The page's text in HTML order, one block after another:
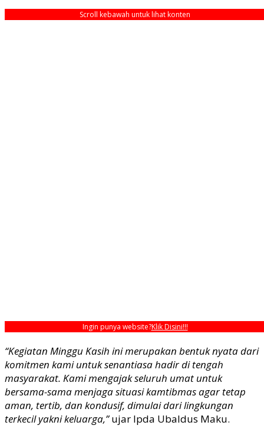
Scroll kebawah untuk lihat konten
Ingin punya website?Klik Disini!!!
“Kegiatan Minggu Kasih ini merupakan bentuk nyata dari
komitmen kami untuk senantiasa hadir di tengah
masyarakat. Kami mengajak seluruh umat untuk
bersama-sama menjaga situasi kamtibmas agar tetap
aman, tertib, dan kondusif, dimulai dari lingkungan
terkecil yakni keluarga,”ujar Ipda Ubaldus Maku.